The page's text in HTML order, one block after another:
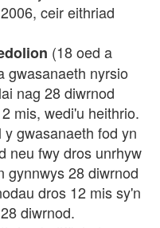
ceir eithriad
(18 oed a
gwasanaeth nyrsio
nag 28 diwrnod
mis, wedi'u heithrio.
gwasanaeth fod yn
neu fwy dros unrhyw
gynnwys 28 diwrnod
dros 12 mis sy'n
diwrnod.